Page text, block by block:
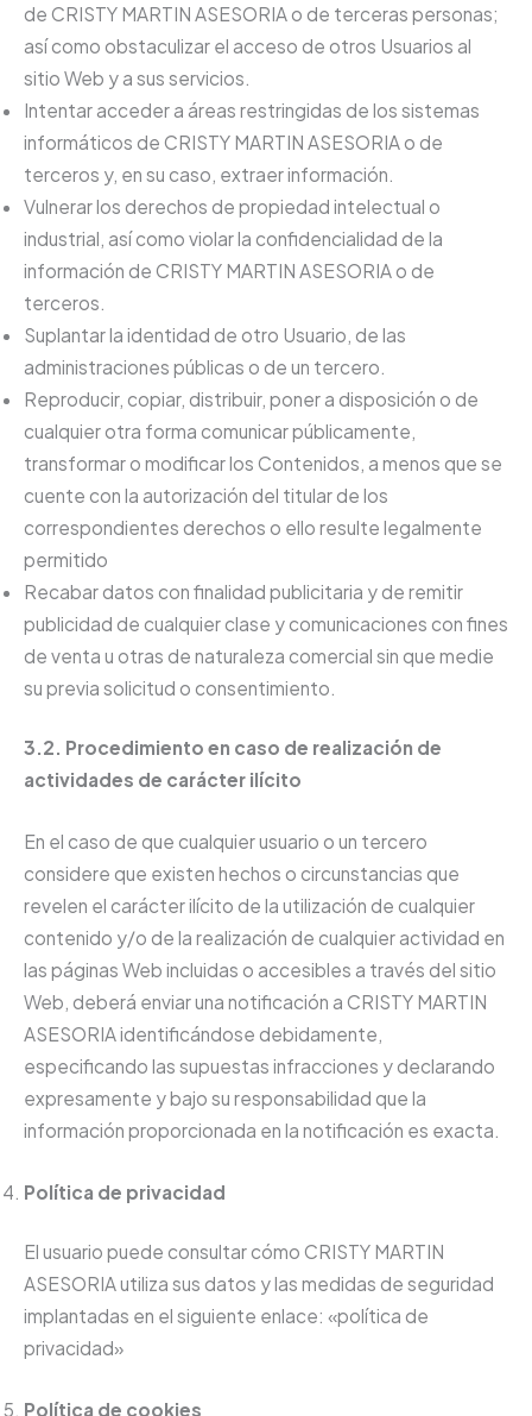
de CRISTY MARTIN ASESORIA o de terceras personas;
así como obstaculizar el acceso de otros Usuarios al
sitio Web y a sus servicios.
Intentar acceder a áreas restringidas de los sistemas
informáticos de CRISTY MARTIN ASESORIA o de
terceros y, en su caso, extraer información.
Vulnerar los derechos de propiedad intelectual o
industrial, así como violar la confidencialidad de la
información de CRISTY MARTIN ASESORIA o de
terceros.
Suplantar la identidad de otro Usuario, de las
administraciones públicas o de un tercero.
Reproducir, copiar, distribuir, poner a disposición o de
cualquier otra forma comunicar públicamente,
transformar o modificar los Contenidos, a menos que se
cuente con la autorización del titular de los
correspondientes derechos o ello resulte legalmente
permitido
Recabar datos con finalidad publicitaria y de remitir
publicidad de cualquier clase y comunicaciones con fines
de venta u otras de naturaleza comercial sin que medie
su previa solicitud o consentimiento.
3.2. Procedimiento en caso de realización de
actividades de carácter ilícito
En el caso de que cualquier usuario o un tercero
considere que existen hechos o circunstancias que
revelen el carácter ilícito de la utilización de cualquier
contenido y/o de la realización de cualquier actividad en
las páginas Web incluidas o accesibles a través del sitio
Web, deberá enviar una notificación a CRISTY MARTIN
ASESORIA identificándose debidamente,
especificando las supuestas infracciones y declarando
expresamente y bajo su responsabilidad que la
información proporcionada en la notificación es exacta.
Política de privacidad
El usuario puede consultar cómo CRISTY MARTIN
ASESORIA utiliza sus datos y las medidas de seguridad
implantadas en el siguiente enlace: «política de
privacidad»
Política de cookies